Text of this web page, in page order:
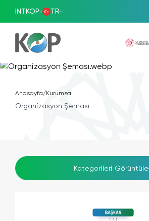
INTKOP TR
Anasayfa/Kurumsal
Organizasyon Şeması
Kategorileri Görüntüle